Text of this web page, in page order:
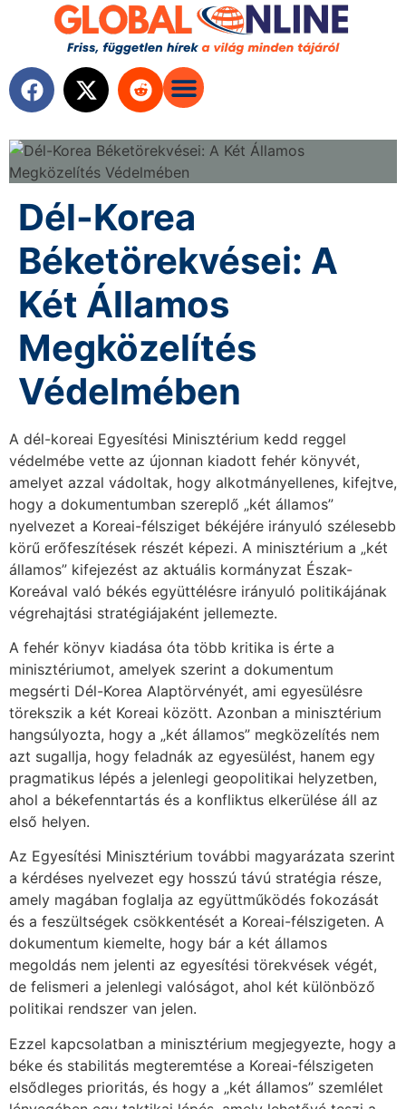
Dél-Korea
Béketörekvései: A
Két Államos
Megközelítés
Védelmében
A dél-koreai Egyesítési Minisztérium kedd reggel
védelmébe vette az újonnan kiadott fehér könyvét,
amelyet azzal vádoltak, hogy alkotmányellenes, kifejtve,
hogy a dokumentumban szereplő „két államos”
nyelvezet a Koreai-félsziget békéjére irányuló szélesebb
körű erőfeszítések részét képezi. A minisztérium a „két
államos” kifejezést az aktuális kormányzat Észak-
Koreával való békés együttélésre irányuló politikájának
végrehajtási stratégiájaként jellemezte.
A fehér könyv kiadása óta több kritika is érte a
minisztériumot, amelyek szerint a dokumentum
megsérti Dél-Korea Alaptörvényét, ami egyesülésre
törekszik a két Koreai között. Azonban a minisztérium
hangsúlyozta, hogy a „két államos” megközelítés nem
azt sugallja, hogy feladnák az egyesülést, hanem egy
pragmatikus lépés a jelenlegi geopolitikai helyzetben,
ahol a békefenntartás és a konfliktus elkerülése áll az
első helyen.
Az Egyesítési Minisztérium további magyarázata szerint
a kérdéses nyelvezet egy hosszú távú stratégia része,
amely magában foglalja az együttműködés fokozását
és a feszültségek csökkentését a Koreai-félszigeten. A
dokumentum kiemelte, hogy bár a két államos
megoldás nem jelenti az egyesítési törekvések végét,
de felismeri a jelenlegi valóságot, ahol két különböző
politikai rendszer van jelen.
Ezzel kapcsolatban a minisztérium megjegyezte, hogy a
béke és stabilitás megteremtése a Koreai-félszigeten
elsődleges prioritás, és hogy a „két államos” szemlélet